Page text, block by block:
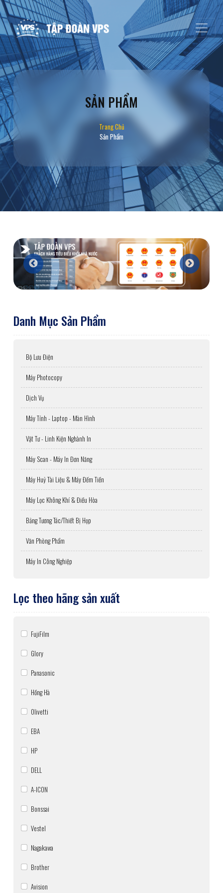
SẢN PHẨM
Trang Chủ
Sản Phẩm
Danh Mục Sản Phẩm
Bộ Lưu Điện
Máy Photocopy
Dịch Vụ
Máy Tính - Laptop - Màn Hình
Vật Tư - Linh Kiện Nghành In
Máy Scan - Máy In Đơn Năng
Máy Huỷ Tài Liệu & Máy Đếm Tiền
Máy Lọc Không Khí & Điều Hòa
Bảng Tương Tác/Thiết Bị Họp
Văn Phòng Phẩm
Máy In Công Nghiệp
Lọc theo hãng sản xuất
FujiFilm
Glory
Panasonic
Hồng Hà
Olivetti
EBA
HP
DELL
A-ICON
Bonssai
Vestel
Nagakawa
Brother
Avision